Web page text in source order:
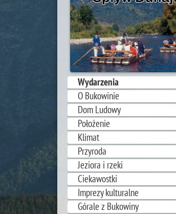
Wydarzenia
O Bukowinie
Dom Ludowy
Położenie
Klimat
Przyroda
Jeziora i rzeki
Ciekawostki
Imprezy kulturalne
Górale z Bukowiny